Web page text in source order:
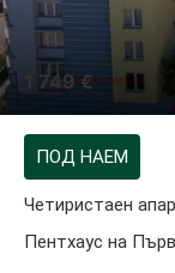
1 749 €
ПОД НАЕМ
Четиристаен
Пентхаус на